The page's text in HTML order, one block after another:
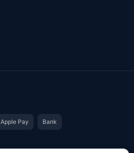
Apple Pay Bank